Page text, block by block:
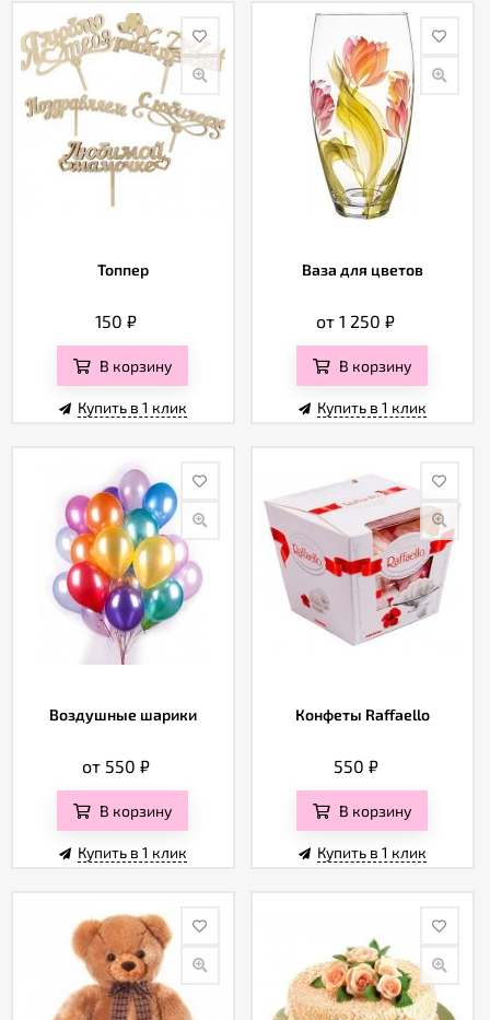
Топпер
150₽
В корзину
Купить в 1 клик
Ваза для цветов
от 1 250₽
В корзину
Купить в 1 клик
Воздушные шарики
от 550₽
В корзину
Купить в 1 клик
Конфеты Raffaello
550 ₽
В корзину
Купить в 1 клик